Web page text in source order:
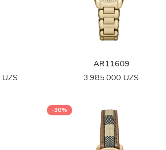
UZS
AR11609
3.985.000 UZS
-30%